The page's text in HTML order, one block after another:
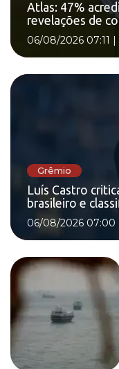
Atlas: 47%
revelações de
06/08/2026 07:11 |
Grêmio
Luís Castro
brasileiro e
06/08/2026 07:00